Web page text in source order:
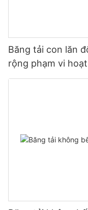
Băng tải con lăn
rộng phạm vi
hàng